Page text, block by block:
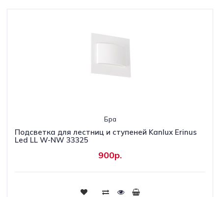
Бра
Подсветка для лестниц и ступеней Kanlux Erinus
Led LL W-NW 33325
900р.